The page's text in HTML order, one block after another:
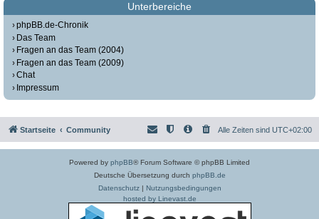
Unterbereiche
phpBB.de-Chronik
Das Team
Fragen an das Team (2004)
Fragen an das Team (2009)
Chat
Impressum
Startseite Community Alle Zeiten sind UTC+02:00
Powered by phpBB® Forum Software © phpBB Limited
Deutsche Übersetzung durch phpBB.de
Datenschutz| Nutzungsbedingungen
hosted by Linevast.de